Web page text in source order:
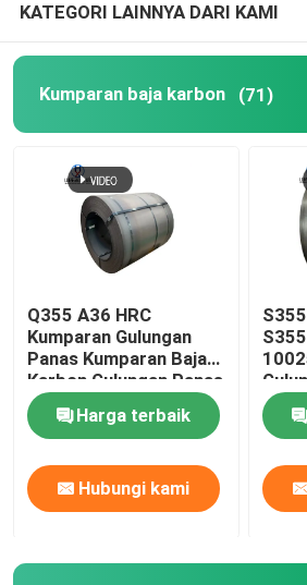
Profil Baja
KATEGORI LAINNYA DARI KAMI
Kumparan baja karbon (71)
Q355 A36 HRC
Kumparan Gulungan
Panas Kumparan Baja
Karbon Gulungan Panas
1000mm-2000mm
Harga terbaik
Hubungi kami